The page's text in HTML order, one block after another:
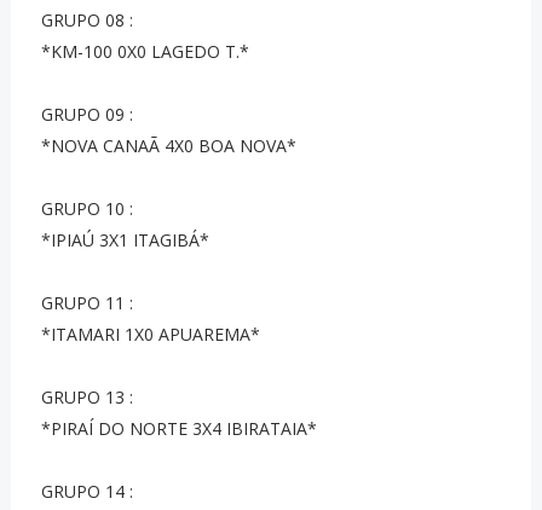
GRUPO 08 :
*KM-100 0X0 LAGEDO T.*
GRUPO 09 :
*NOVA CANAÃ 4X0 BOA NOVA*
GRUPO 10 :
*IPIAÚ 3X1 ITAGIBÁ*
GRUPO 11 :
*ITAMARI 1X0 APUAREMA*
GRUPO 13 :
*PIRAÍ DO NORTE 3X4 IBIRATAIA*
GRUPO 14 :